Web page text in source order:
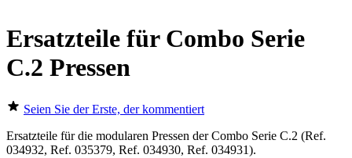
Ersatzteile für Combo Serie
C.2 Pressen
Seien Sie der Erste, der kommentiert
Ersatzteile für die modularen Pressen der Combo Serie C.2 (Ref.
034932, Ref. 035379, Ref. 034930, Ref. 034931).